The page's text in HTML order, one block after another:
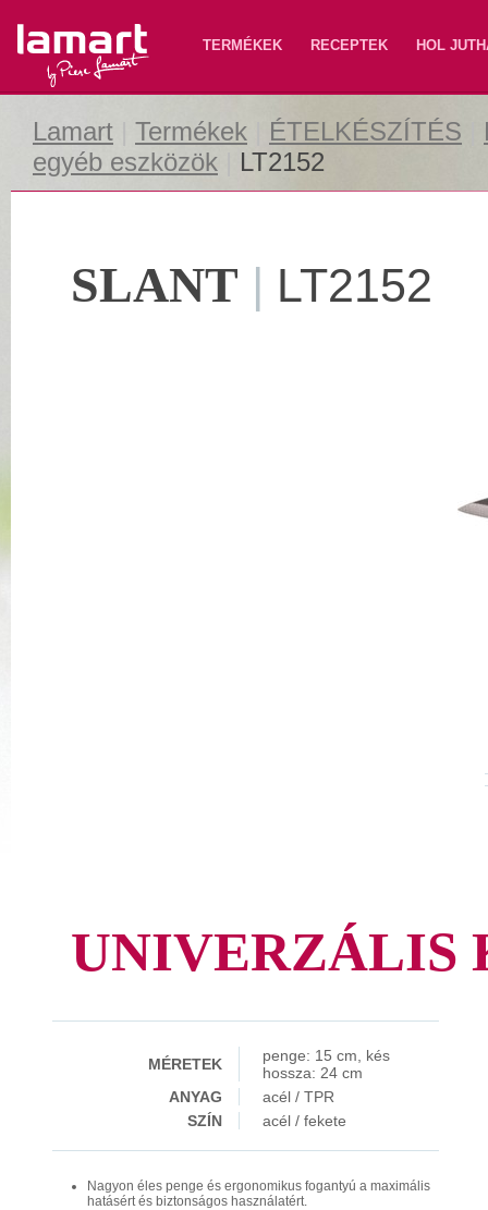
Lamart TERMÉKEK RECEPTEK HOL
Lamart Termékek ÉTELKÉSZÍTÉS
egyéb eszközök
LT2152
SLANT | LT2152
UNIVERZÁLIS
MÉRETEK
penge: 15 cm, kés
hossza: 24 cm
ANYAG
acél / TPR
SZÍN
acél / fekete
Nagyon éles penge és ergonomikus fogantyú a maximális
hatásért és biztonságos használatért.